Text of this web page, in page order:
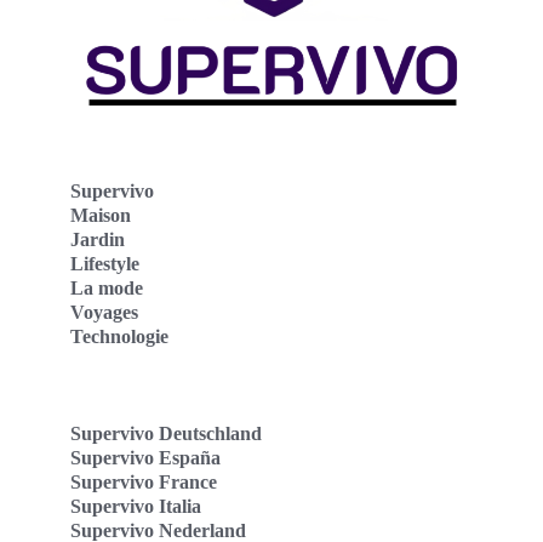
Supervivo
Maison
Jardin
Lifestyle
La mode
Voyages
Technologie
Supervivo Deutschland
Supervivo España
Supervivo France
Supervivo Italia
Supervivo Nederland